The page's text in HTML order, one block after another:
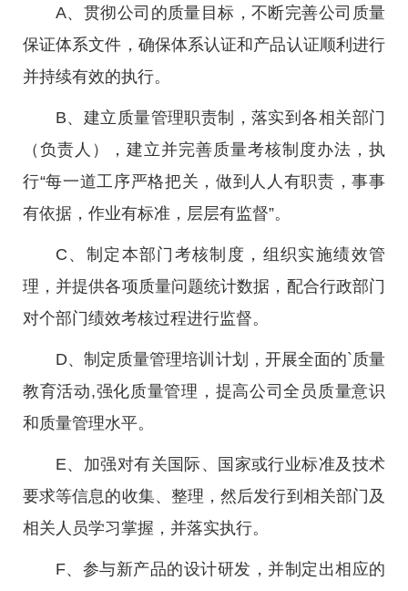
A、贯彻公司的质量目标，不断完善公司质量
保证体系文件，确保体系认证和产品认证顺利进行
并持续有效的执行。
B、建立质量管理职责制，落实到各相关部门
（负责人），建立并完善质量考核制度办法，执
行“每一道工序严格把关，做到人人有职责，事事
有依据，作业有标准，层层有监督”。
C、制定本部门考核制度，组织实施绩效管
理，并提供各项质量问题统计数据，配合行政部门
对个部门绩效考核过程进行监督。
D、制定质量管理培训计划，开展全面的`质量
教育活动,强化质量管理，提高公司全员质量意识
和质量管理水平。
E、加强对有关国际、国家或行业标准及技术
要求等信息的收集、整理，然后发行到相关部门及
相关人员学习掌握，并落实执行。
F、参与新产品的设计研发，并制定出相应的